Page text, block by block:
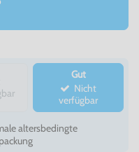
Gut
verfügbar
altersbedingte